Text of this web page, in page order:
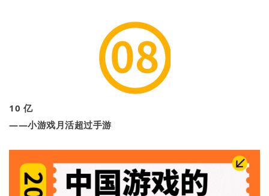
10 亿
——小游戏月活超过手游